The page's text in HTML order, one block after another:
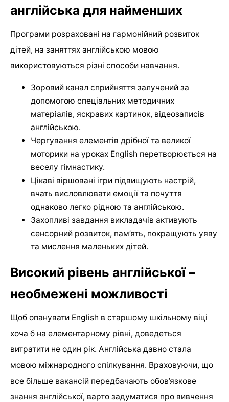
англійська для найменших
Програми розраховані на гармонійний розвиток
дітей, на заняттях англійською мовою
використовуються різні способи навчання.
Зоровий канал сприйняття залучений за
допомогою спеціальних методичних
матеріалів, яскравих картинок, відеозаписів
англійською.
Чергування елементів дрібної та великої
моторики на уроках English перетворюється на
веселу гімнастику.
Цікаві віршовані ігри підвищують настрій,
вчать висловлювати емоції та почуття
однаково легко рідною та англійською.
Захопливі завдання викладачів активують
сенсорний розвиток, пам’ять, покращують уяву
та мислення маленьких дітей.
Високий рівень англійської –
необмежені можливості
Щоб опанувати English в старшому шкільному віці
хоча б на елементарному рівні, доведеться
витратити не один рік. Англійська давно стала
мовою міжнародного спілкування. Враховуючи, що
все більше вакансій передбачають обов’язкове
знання англійської, варто задуматися про вивчення